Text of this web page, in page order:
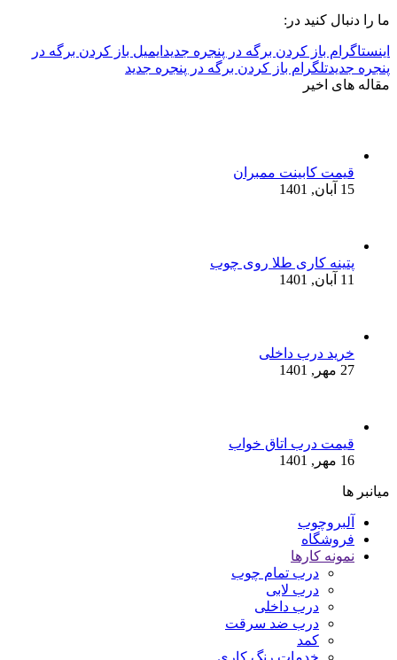
ما را دنبال کنید در:
اینستاگرام باز کردن برگه در پنجره جدید ایمیل باز کردن برگه در
پنجره جدیدتلگرام باز کردن برگه در پنجره جدید
مقاله های اخیر
قیمت کابینت ممبران
15 آبان, 1401
پتینه کاری طلا روی چوب
11 آبان, 1401
خرید درب داخلی
27 مهر, 1401
قیمت درب اتاق خواب
16 مهر, 1401
میانبر ها
آلبروچوب
فروشگاه
نمونه کارها
درب تمام چوب
درب لابی
درب داخلی
درب ضد سرقت
کمد
خدمات رنگ کاری